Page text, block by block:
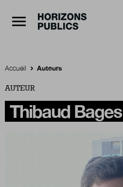
Accueil
Accueil Auteurs
AUTEUR
Thibaud Bages